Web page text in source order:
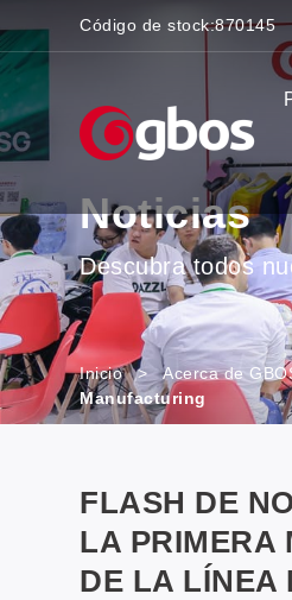
Código de stock:870145
Noticias
Descubra todos
Inicio > Acerca de
Manufacturing
FLASH DE
LA PRIMERA
DE LA LÍNEA